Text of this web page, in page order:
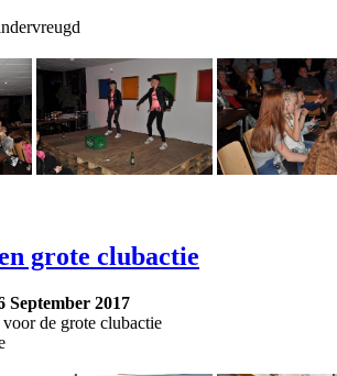
grote clubactie
September 2017
de grote clubactie